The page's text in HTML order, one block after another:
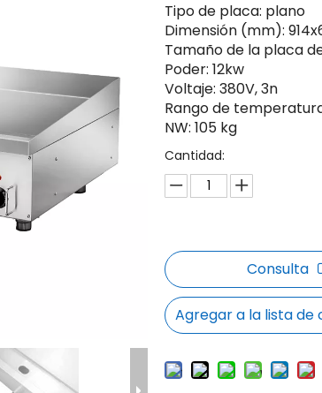
Tipo de placa: plano
Dimensión (mm):
Tamaño de la placa
Poder: 12kw
Voltaje: 380V, 3n
Rango de
NW: 105 kg
Cantidad:
Consulta
Agregar a la lista de